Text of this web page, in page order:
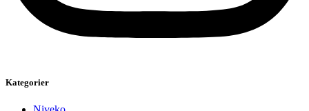
Kategorier